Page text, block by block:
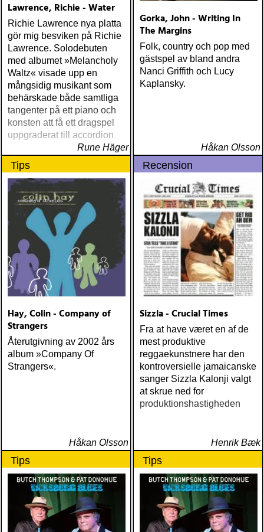
Lawrence, Richie - Water
Richie Lawrence nya platta
gör mig besviken på Richie
Lawrence. Solodebuten
med albumet »Melancholy
Waltz« visade upp en
mångsidig musikant som
behärskade både samtliga
tangenter på ett piano och
konsten att få ett dragspel
uppgraderat till accordion
Rune Häger
Gorka, John - Writing In
The Margins
Folk, country och pop med
gästspel av bland andra
Nanci Griffith och Lucy
Kaplansky.
Håkan Olsson
Tips
Hay, Colin - Company of
Strangers
Återutgivning av 2002 års
album »Company Of
Strangers«.
Håkan Olsson
Recension
Sizzla - Crucial Times
Fra at have været en af de
mest produktive
reggaekunstnere har den
kontroversielle jamaicanske
sanger Sizzla Kalonji valgt
at skrue ned for
produktionshastigheden
Henrik Bæk
Tips Tips